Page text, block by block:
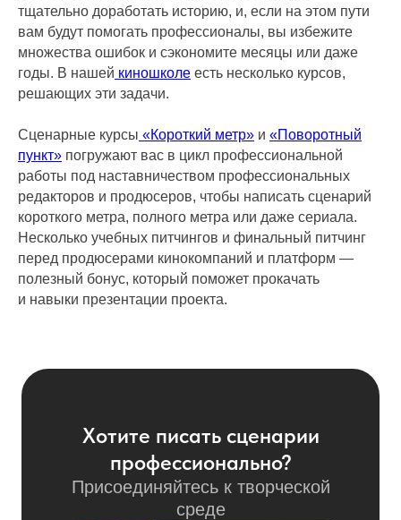
тщательно доработать историю, и, если на этом пути
вам будут помогать профессионалы, вы избежите
множества ошибок и сэкономите месяцы или даже
годы. В нашей киношколе есть несколько курсов,
решающих эти задачи.
Сценарные курсы «Короткий метр» и «Поворотный
пункт» погружают вас в цикл профессиональной
работы под наставничеством профессиональных
редакторов и продюсеров, чтобы написать сценарий
короткого метра, полного метра или даже сериала.
Несколько учебных питчингов и финальный питчинг
перед продюсерами кинокомпаний и платформ —
полезный бонус, который поможет прокачать
и навыки презентации проекта.
Хотите писать сценарии
профессионально?
Присоединяйтесь к творческой
среде